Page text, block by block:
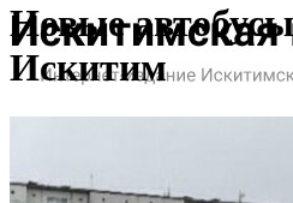
Новые
Искитим